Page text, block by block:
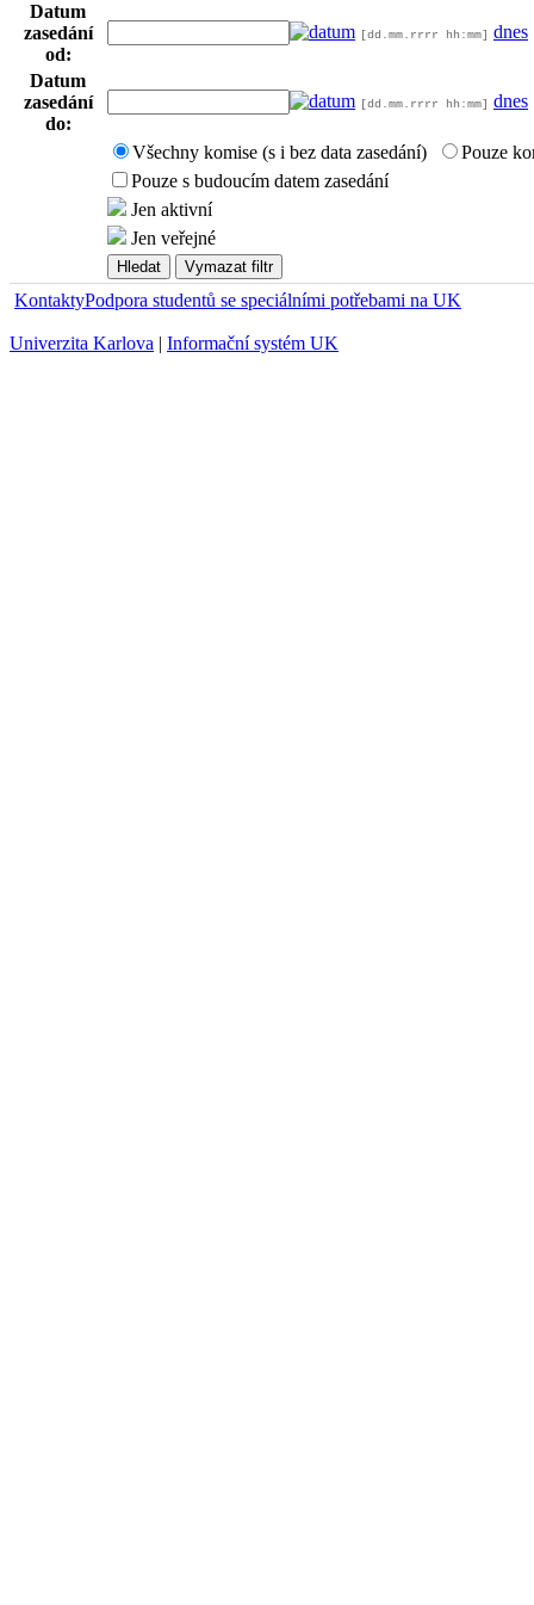
Datum
zasedání
od:
[dd.mm.rrrr hh:mm] dnes
Datum
zasedání
do:
[dd.mm.rrrr hh:mm] dnes
Všechny komise (s i bez data zasedání)
Pouze
Pouze s budoucím datem zasedání
Jen aktivní
Jen veřejné
KontaktyPodpora studentů se speciálními potřebami na UK
Univerzita Karlova | Informační systém UK